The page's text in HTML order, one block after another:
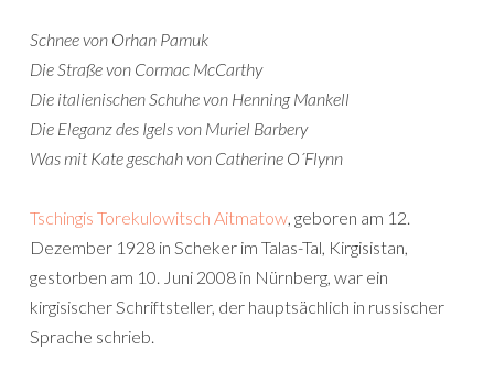
Schnee von Orhan Pamuk
Die Straße von Cormac McCarthy
Die italienischen Schuhe von Henning Mankell
Die Eleganz des Igels von Muriel Barbery
Was mit Kate geschah von Catherine O´Flynn
Tschingis Torekulowitsch Aitmatow, geboren am 12.
Dezember 1928 in Scheker im Talas-Tal, Kirgisistan,
gestorben am 10. Juni 2008 in Nürnberg, war ein
kirgisischer Schriftsteller, der hauptsächlich in russischer
Sprache schrieb.